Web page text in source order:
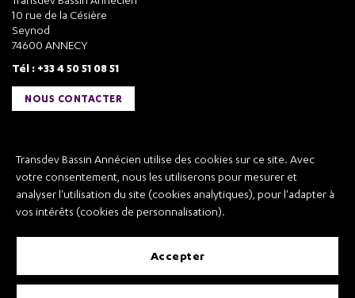
Transdev Bassin Annécien utilise des cookies sur ce site. Avec
votre consentement, nous les utiliserons pour mesurer et
analyser l'utilisation du site (cookies analytiques), pour l'adapter à
vos intérêts (cookies de personnalisation).
accepter
10 rue de la Césière
Seynod
74600 ANNECY
Tél : +33 4 50 51 08 51
NOUS CONTACTER
Transdev Bassin Annécien
Recrutement